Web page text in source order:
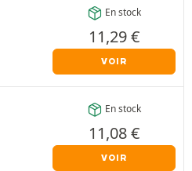
En stock
11,29€
VOIR
En stock
11,08€
VOIR